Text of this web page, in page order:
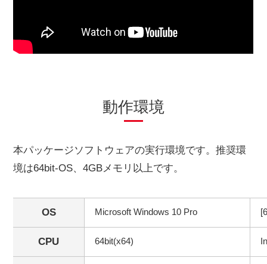
動作環境
本パッケージソフトウェアの実行環境です。推奨環
境は64bit-OS、4GBメモリ以上です。
OS Microsoft Windows 10 Pro
CPU 64bit(x64)